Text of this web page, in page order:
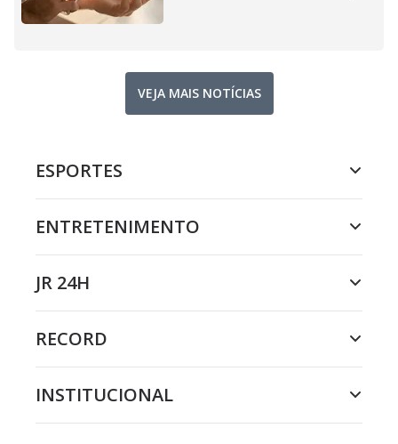
VEJA MAIS NOTÍCIAS
ESPORTES
ENTRETENIMENTO
JR 24H
RECORD
INSTITUCIONAL